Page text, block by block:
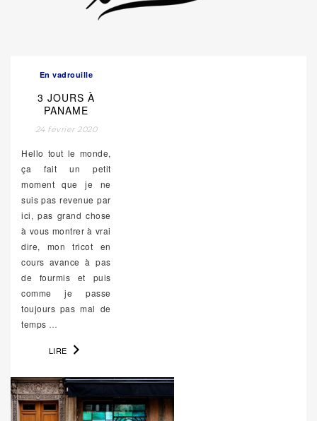
En vadrouille
3 JOURS À
PANAME
24 février 2020
Hello tout le monde,
ça fait un petit
moment que je ne
suis pas revenue par
ici, pas grand chose
à vous montrer à vrai
dire, mon tricot en
cours avance à pas
de fourmis et puis
comme je passe
toujours pas mal de
temps …
LIRE